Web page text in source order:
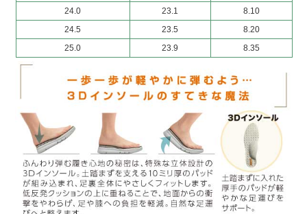
24.0 23.1 8.10
24.5 23.5 8.20
25.0 23.9 8.35